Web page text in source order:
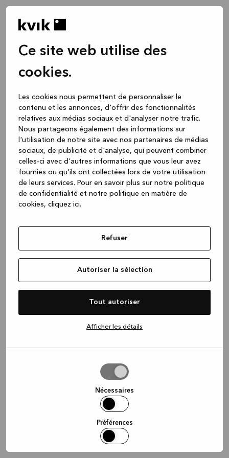
Ce site web utilise des
cookies.
Les cookies nous permettent de personnaliser le
contenu et les annonces, d'offrir des fonctionnalités
relatives aux médias sociaux et d'analyser notre trafic.
Nous partageons également des informations sur
l'utilisation de notre site avec nos partenaires de médias
sociaux, de publicité et d'analyse, qui peuvent combiner
celles-ci avec d'autres informations que vous leur avez
fournies ou qu'ils ont collectées lors de votre utilisation
de leurs services. Pour en savoir plus sur notre politique
de confidentialité et notre politique en matière de
cookies, cliquez ici.
Refuser
Autoriser la sélection
Tout autoriser
Afficher les détails
Nécessaires
Préférences
loadingwww.kvik.be (see the browser console for more
information)